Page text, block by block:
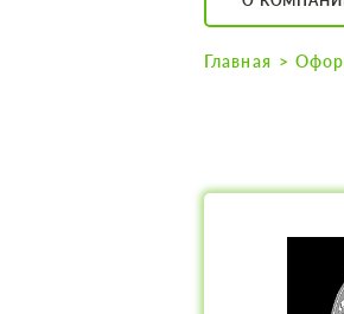
Главная